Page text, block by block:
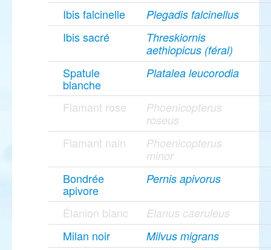
Ibis falcinelle Plegadis falcinellus
Ibis sacré
Threskiornis
aethiopicus (féral)
Spatule
blanche
Platalea leucorodia
Flamant rose
Phoenicopterus
roseus
Flamant nain
Phoenicopterus
minor
Bondrée
apivore
Pernis apivorus
Élanion blanc Elanus caeruleus
Milan noir Milvus migrans